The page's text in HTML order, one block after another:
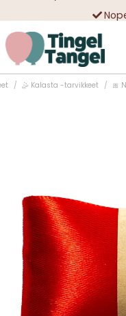
Ilmainen
🤹 Kalasta -tarvikkeet 🎀